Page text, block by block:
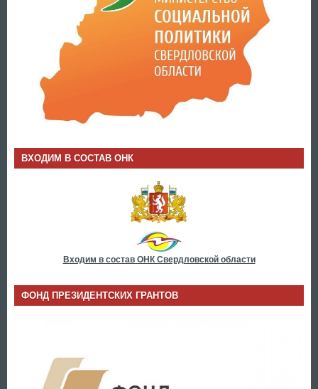
ВХОДИМ В СОСТАВ ОНК
Входим в состав ОНК Свердловской области
ФОНД ПРЕЗИДЕНТСКИХ ГРАНТОВ